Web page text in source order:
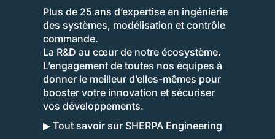
Plus de 25 ans d’expertise en ingénierie
des systèmes, modélisation et contrôle
commande.
La R&D au cœur de notre écosystème.
L’engagement de toutes nos équipes à
donner le meilleur d’elles-mêmes pour
booster votre innovation et sécuriser
vos développements.
▶ Tout savoir sur SHERPA Engineering